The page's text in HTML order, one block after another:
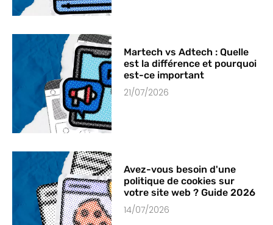
Martech vs Adtech : Quelle
est la différence et pourquoi
est-ce important
21/07/2026
Avez-vous besoin d'une
politique de cookies sur
votre site web ? Guide 2026
14/07/2026